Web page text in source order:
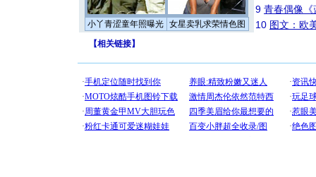
小丫青涩童年照曝光 女星卖乳求荣情色图
9 青春偶像《
10 图文：欧
【相关链接】